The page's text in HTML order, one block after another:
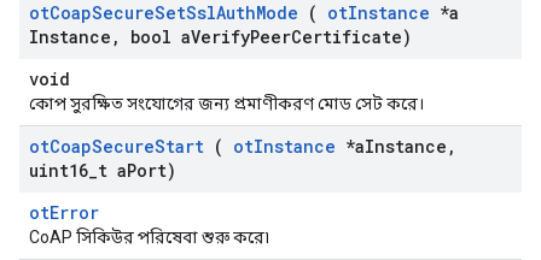
otCoapSecureSetSslAuthMode ( otInstance *a
Instance , bool aVerifyPeerCertificate)
void
কোপ সুরক্ষিত সংযোগের জন্য প্রমাণীকরণ মোড সেট করে।
otCoapSecureStart ( otInstance *aInstance ,
uint16 t aPort)
otError
CoAP সিকিউর পরিষেবা শুরু করে৷